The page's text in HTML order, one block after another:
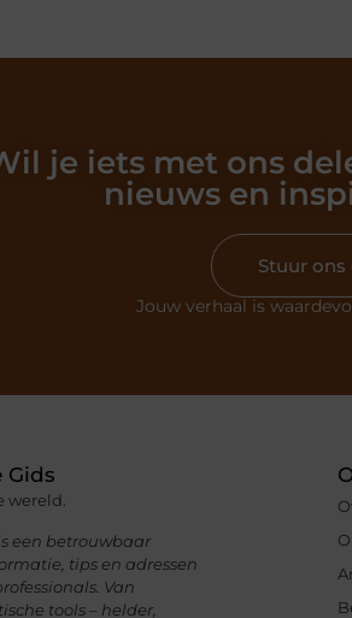
je iets met ons
nieuws en
Stuur
Jouw verhaal is
Gids
wereld.
een betrouwbaar
tips en adressen
Van
tools – helder,